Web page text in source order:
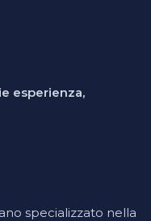
esperienza,
specializzato nella